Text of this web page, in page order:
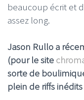
beaucoup écrit et
assez long.
Jason Rullo a
(pour le site
sorte de
plein de riffs